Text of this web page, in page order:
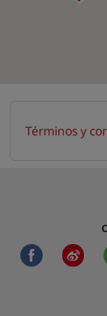
Términos y
facebookweibo